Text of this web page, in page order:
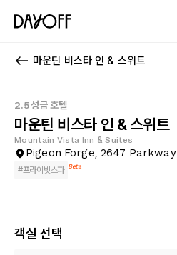
마운틴 비스타 인 & 스위트
2.5성급 호텔
마운틴 비스타 인 & 스위트
Mountain Vista Inn & Suites
Pigeon Forge, 2647 Parkway
#프라이빗스파 Beta
객실 선택